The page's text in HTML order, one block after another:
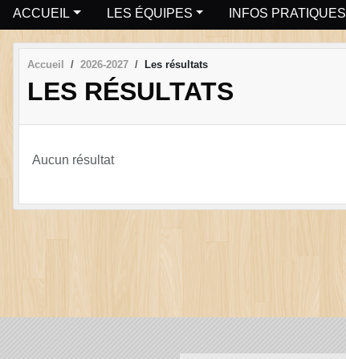
ACCUEIL LES ÉQUIPES INFOS PRATIQUES
Accueil 2026-2027 Les résultats
LES RÉSULTATS
Aucun résultat